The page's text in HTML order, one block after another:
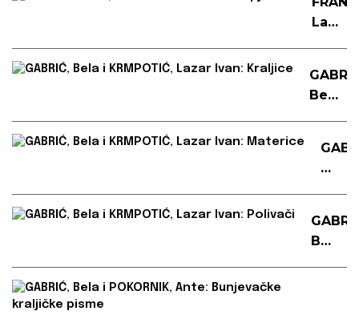
spjev
Lazar:
krila
:Bela
Lazar
Ivan:
Bela
Lazar
Ivan:
Bela